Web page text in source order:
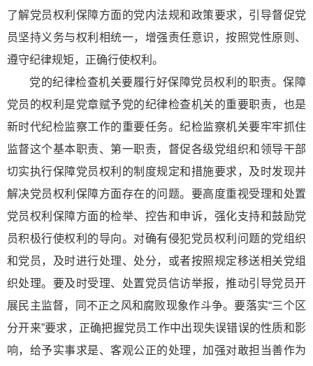
了解党员权利保障方面的党内法规和政策要求，引导督促党
员坚持义务与权利相统一，增强责任意识，按照党性原则、
遵守纪律规矩，正确行使权利。
党的纪律检查机关要履行好保障党员权利的职责。保障
党员的权利是党章赋予党的纪律检查机关的重要职责，也是
新时代纪检监察工作的重要任务。纪检监察机关要牢牢抓住
监督这个基本职责、第一职责，督促各级党组织和领导干部
切实执行保障党员权利的制度规定和措施要求，及时发现并
解决党员权利保障方面存在的问题。要高度重视受理和处置
党员权利保障方面的检举、控告和申诉，强化支持和鼓励党
员积极行使权利的导向。对确有侵犯党员权利问题的党组织
和党员，及时进行处理、处分，或者按照规定移送相关党组
织处理。要及时受理、处置党员信访举报，推动引导党员开
展民主监督，同不正之风和腐败现象作斗争。要落实“三个区
分开来”要求，正确把握党员工作中出现失误错误的性质和影
响，给予实事求是、客观公正的处理，加强对敢担当善作为